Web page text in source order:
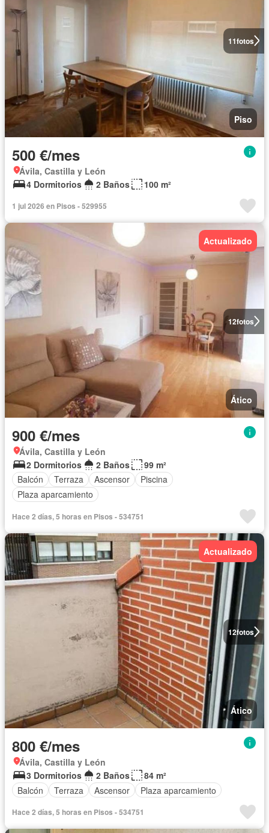
11fotos
Piso
500 €/mes
Ávila, Castilla y León
4 Dormitorios
2 Baños 100 m²
1 jul 2026 en Pisos - 529955
12fotos
Actualizado
Ático
900 €/mes
Ávila, Castilla y León
2 Dormitorios
2 Baños
99 m²
Balcón
Terraza Ascensor
Piscina
Plaza aparcamiento
Hace 2 días, 5 horas en Pisos - 534751
12fotos
Actualizado
Ático
800 €/mes
Ávila, Castilla y León
3 Dormitorios
2 Baños
84 m²
Balcón
Terraza Ascensor Plaza aparcamiento
Hace 2 días, 5 horas en Pisos - 534751